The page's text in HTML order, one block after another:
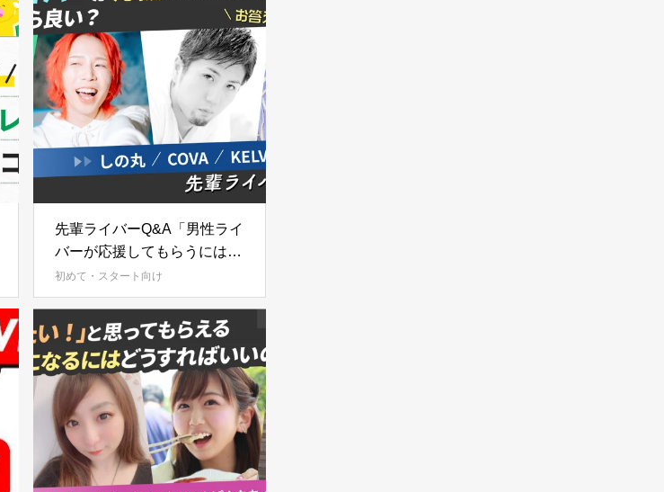
先輩ライバーQ&A「男性ライ
バーが応援してもらうにはど
うしたらいい？」男性先輩ラ
イバーがあなたのお悩みに答
初めて・スタート向け